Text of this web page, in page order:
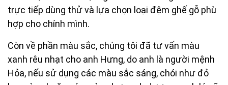
trực tiếp dùng thử và lựa chọn loại đệm ghế gỗ phù
hợp cho chính mình.
Còn về phần màu sắc, chúng tôi đã tư vấn màu
xanh rêu nhạt cho anh Hưng, do anh là người mệnh
Hỏa, nếu sử dụng các màu sắc sáng, chói như đỏ